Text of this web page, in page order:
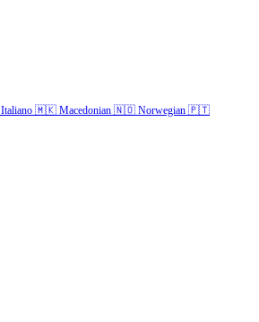
Italiano 🇲🇰 Macedonian 🇳🇴 Norwegian 🇵🇹